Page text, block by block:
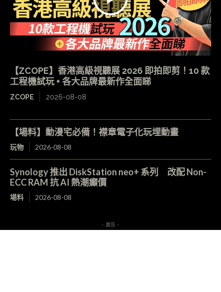
【ZCOPE】香港高級視聽展 2026 即拍即剪！10 款
工程機試玩 + 各大品牌最新作全面睇
ZCOPE 2026-08-08
【場料】動漫宅必備！襟章電子化玩埋動畫
玩物 2026-08-08
Synology 推出 DiskStation neo+ 系列 改配 Non-
ECC RAM 抗 AI 熱潮癲價
場料 2026-08-08
- 廣告 -